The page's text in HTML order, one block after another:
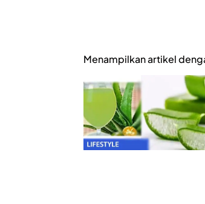
Menampilkan artikel